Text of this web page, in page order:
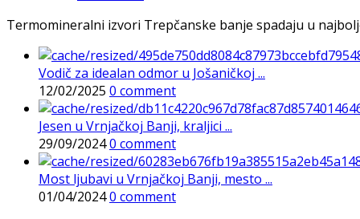
Termomineralni izvori Trepčanske banje spadaju u
Vodič za idealan odmor u Jošaničkoj ...
12/02/2025 0 comment
Jesen u Vrnjačkoj Banji, kraljici ...
29/09/20240 comment
Most ljubavi u Vrnjačkoj Banji, mesto ...
01/04/20240 comment